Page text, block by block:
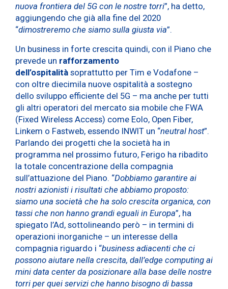
nuova frontiera del 5G con le nostre torri”, ha detto,
aggiungendo che già alla fine del 2020
“dimostreremo che siamo sulla giusta via”.
Un business in forte crescita quindi, con il Piano che
prevede un rafforzamento
dell’ospitalità soprattutto per Tim e Vodafone –
con oltre diecimila nuove ospitalità a sostegno
dello sviluppo efficiente del 5G – ma anche per tutti
gli altri operatori del mercato sia mobile che FWA
(Fixed Wireless Access) come Eolo, Open Fiber,
Linkem o Fastweb, essendo INWIT un “neutral host”.
Parlando dei progetti che la società ha in
programma nel prossimo futuro, Ferigo ha ribadito
la totale concentrazione della compagnia
sull’attuazione del Piano. “Dobbiamo garantire ai
nostri azionisti i risultati che abbiamo proposto:
siamo una società che ha solo crescita organica, con
tassi che non hanno grandi eguali in Europa”, ha
spiegato l’Ad, sottolineando però – in termini di
operazioni inorganiche – un interesse della
compagnia riguardo i “business adiacenti che ci
possono aiutare nella crescita, dall’edge computing ai
mini data center da posizionare alla base delle nostre
torri per quei servizi che hanno bisogno di bassa